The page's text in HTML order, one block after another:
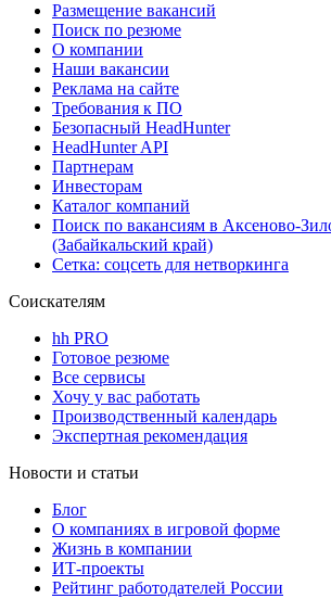
Размещение вакансий
Поиск по резюме
О компании
Наши вакансии
Реклама на сайте
Требования к ПО
Безопасный HeadHunter
HeadHunter API
Партнерам
Инвесторам
Каталог компаний
Поиск по вакансиям в Аксеново-
(Забайкальский край)
Сетка: соцсеть для нетворкинга
Соискателям
hh PRO
Готовое резюме
Все сервисы
Хочу у вас работать
Производственный календарь
Экспертная рекомендация
Новости и статьи
Блог
О компаниях в игровой форме
Жизнь в компании
ИТ-проекты
Рейтинг работодателей России